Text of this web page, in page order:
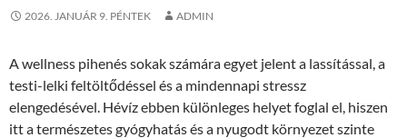
2026. JANUÁR 9. PÉNTEK ADMIN
A wellness pihenés sokak számára egyet jelent a lassítással, a
testi-lelki feltöltődéssel és a mindennapi stressz
elengedésével. Hévíz ebben különleges helyet foglal el, hiszen
itt a természetes gyógyhatás és a nyugodt környezet szinte